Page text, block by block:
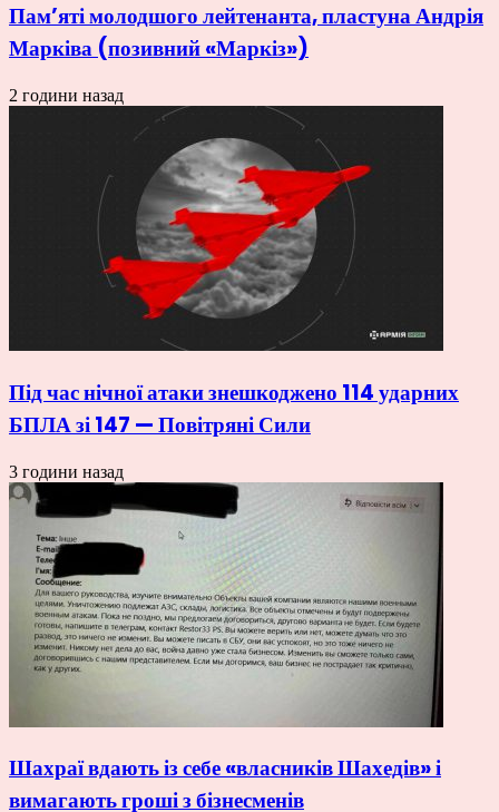
Пам’яті молодшого лейтенанта, пластуна Андрія
Марківа (позивний «Маркіз»)
2 години назад
Під час нічної атаки знешкоджено 114 ударних
БПЛА зі 147 — Повітряні Сили
3 години назад
Шахраї вдають із себе «власників Шахедів» і
вимагають гроші з бізнесменів